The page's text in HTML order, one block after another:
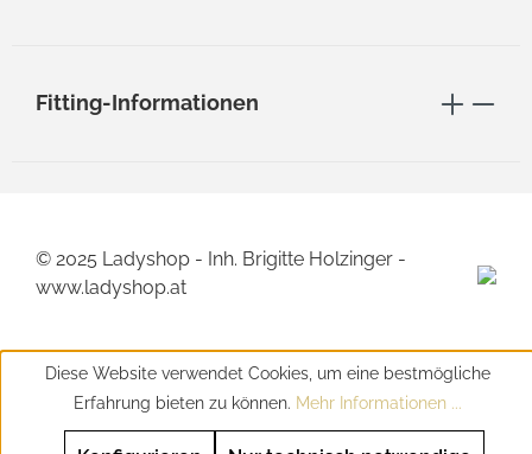
Fitting-Informationen
© 2025 Ladyshop - Inh. Brigitte Holzinger -
www.ladyshop.at
Diese Website verwendet Cookies, um eine bestmögliche
Erfahrung bieten zu können. Mehr Informationen ...